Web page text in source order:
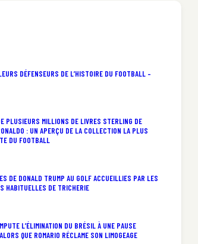
DÉFENSEURS DE L’HISTOIRE DU FOOTBALL –
PLUSIEURS MILLIONS DE LIVRES STERLING DE
: UN APERÇU DE LA COLLECTION LA PLUS
DU FOOTBALL
DE DONALD TRUMP AU GOLF ACCUEILLIES PAR LES
HABITUELLES DE TRICHERIE
L’ÉLIMINATION DU BRÉSIL À UNE PAUSE
QUE ROMARIO RÉCLAME SON LIMOGEAGE